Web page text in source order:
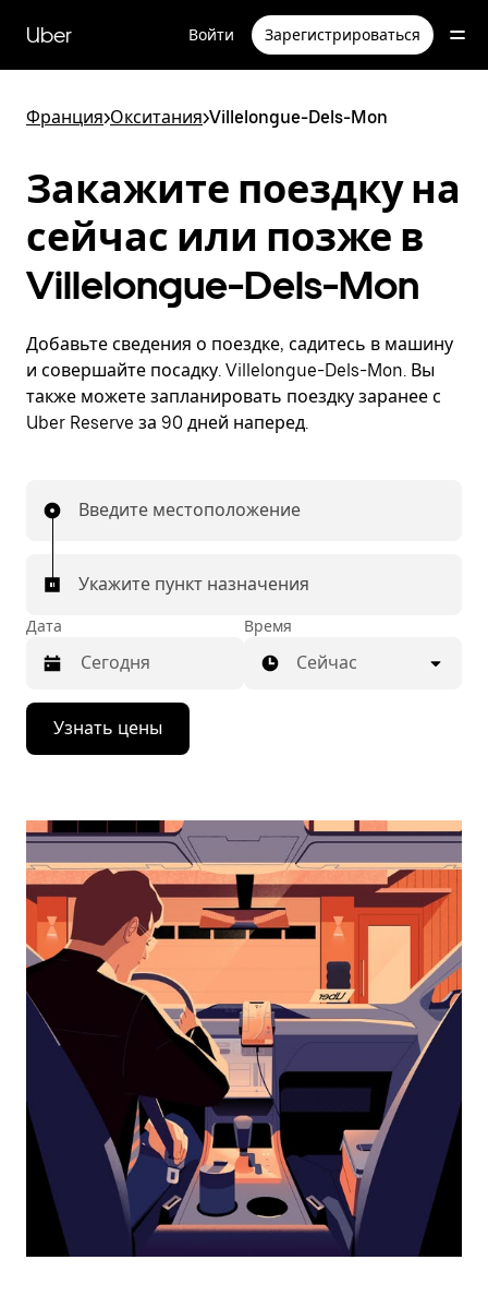
перейти
к
Uber Войти Зарегистрироваться
Франция>Окситания>Villelongue-Dels-Mon
Закажите поездку на
сейчас или позже в
Villelongue-Dels-Mon
Добавьте сведения о поездке, садитесь в машину
и совершайте посадку. Villelongue-Dels-Mon. Вы
также можете запланировать поездку заранее с
Uber Reserve за 90 дней наперед.
Введите местоположение
Укажите пункт назначения
Дата
Нажмите
стрелку
вниз,
календарю
выбрать
дату.
Чтобы
закрыть
календарь,
нажмите
Esc.
Время
Сейчас
Узнать цены